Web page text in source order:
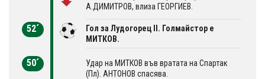
A.ДИМИТРОВ, влиза ГЕОРГИЕВ.
52´
Гол за Лудогорец II. Голмайстор е
МИТКОВ.
50´
Удар на МИТКОВ във вратата на Спартак
(Пл). АНТОНОВ спасява.